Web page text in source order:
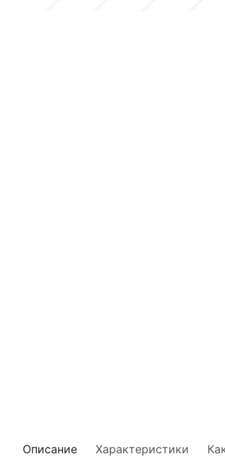
Описание Характеристики